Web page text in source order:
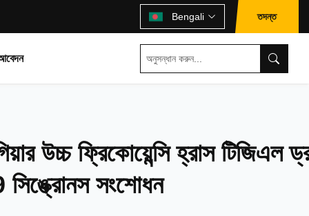
Bengali তদন্ত
উচ্চ ফ্রিকোয়েন্সি হ্রাস টিজিএল
সংশোধন